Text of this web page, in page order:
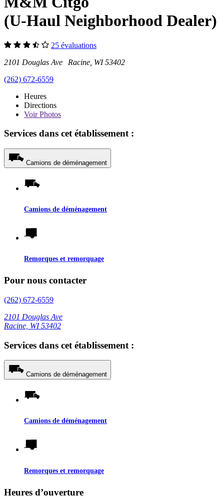
(U-Haul Neighborhood Dealer)
25 évaluations
2101 Douglas Ave Racine, WI 53402
(262) 672-6559
Heures
Directions
VoirPhotos
Services dans cet établissement :
Camions de déménagement
Camions de déménagement
Remorques et remorquage
Pour nous contacter
(262) 672-6559
2101 Douglas Ave
Racine, WI 53402
Services dans cet établissement :
Camions de déménagement
Camions de déménagement
Remorques et remorquage
Heures d’ouverture